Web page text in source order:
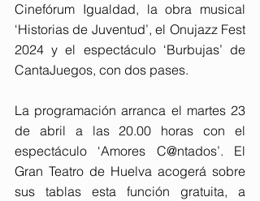
Cinefórum Igualdad, la obra musical
‘Historias de Juventud’, el Onujazz Fest
2024 y el espectáculo ‘Burbujas’ de
CantaJuegos, con dos pases.
La programación arranca el martes 23
de abril a las 20.00 horas con el
espectáculo ‘Amores C@ntados’. El
Gran Teatro de Huelva acogerá sobre
sus tablas esta función gratuita, a